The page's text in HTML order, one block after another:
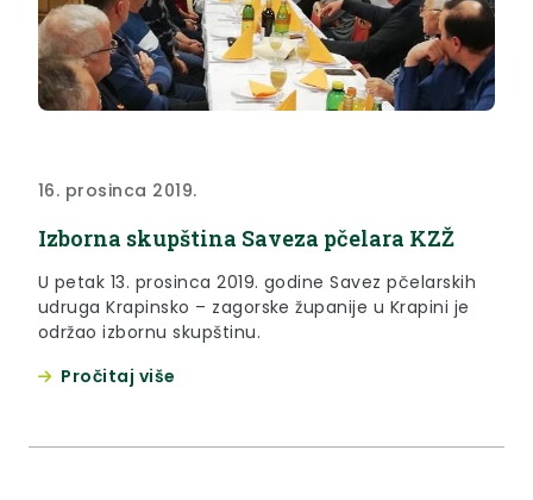
16. prosinca 2019.
Izborna skupština Saveza pčelara KZŽ
U petak 13. prosinca 2019. godine Savez pčelarskih
udruga Krapinsko – zagorske županije u Krapini je
održao izbornu skupštinu.
Pročitaj više